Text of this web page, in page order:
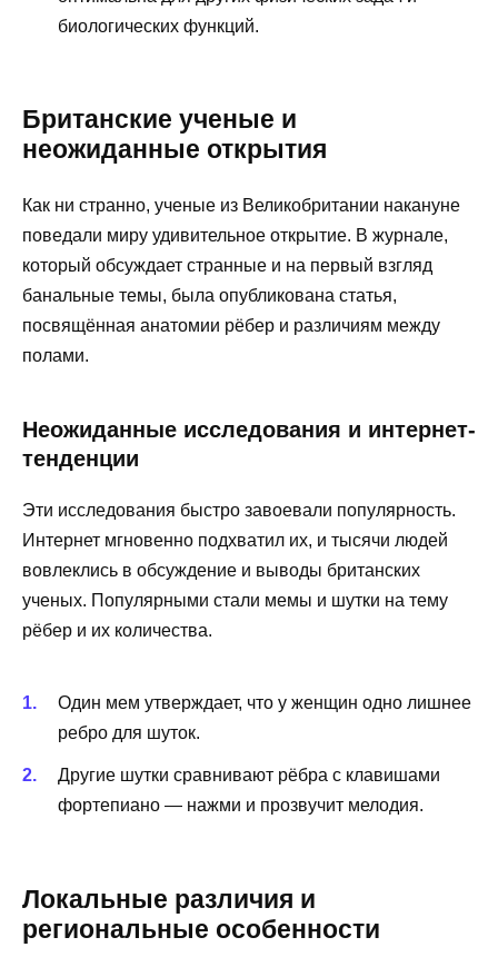
биологических функций.
Британские ученые и
неожиданные открытия
Как ни странно, ученые из Великобритании накануне
поведали миру удивительное открытие. В журнале,
который обсуждает странные и на первый взгляд
банальные темы, была опубликована статья,
посвящённая анатомии рёбер и различиям между
полами.
Неожиданные исследования и интернет-
тенденции
Эти исследования быстро завоевали популярность.
Интернет мгновенно подхватил их, и тысячи людей
вовлеклись в обсуждение и выводы британских
ученых. Популярными стали мемы и шутки на тему
рёбер и их количества.
Один мем утверждает, что у женщин одно лишнее
ребро для шуток.
Другие шутки сравнивают рёбра с клавишами
фортепиано — нажми и прозвучит мелодия.
Локальные различия и
региональные особенности